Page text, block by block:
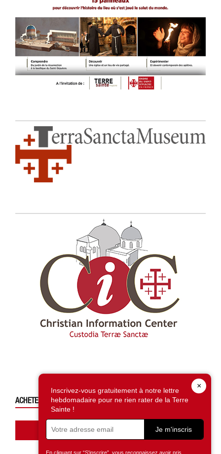
ACHETEZ CE NUMÉRO
Accédez à la boutique
×
Inscrivez-vous gratuitement à notre lettre
hebdomadaire pour ne rien rater de la Terre
Sainte !
Je m'inscris
En cliquant sur “S'inscrire”, vous reconnaissez avoir pris